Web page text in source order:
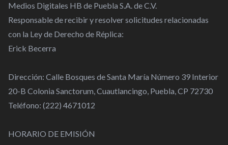
Medios Digitales HB de Puebla S.A. de C.V.
Responsable de recibir y resolver solicitudes relacionadas
con la Ley de Derecho de Réplica:
Erick Becerra
Dirección: Calle Bosques de Santa María Número 39 Interior
20-B Colonia Sanctorum, Cuautlancingo, Puebla, CP 72730
Teléfono: (222) 4671012
HORARIO DE EMISIÓN